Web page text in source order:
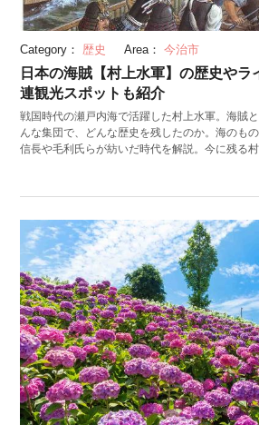
Category： 歴史 Area： 今治市
日本の海賊【村上水軍】の歴史やラ
連観光スポットも紹介
戦国時代の瀬戸内海で活躍した村上水軍。海賊
んな集団で、どんな歴史を残したのか。海のも
信長や毛利氏らが紡いだ時代を解説。今に残る